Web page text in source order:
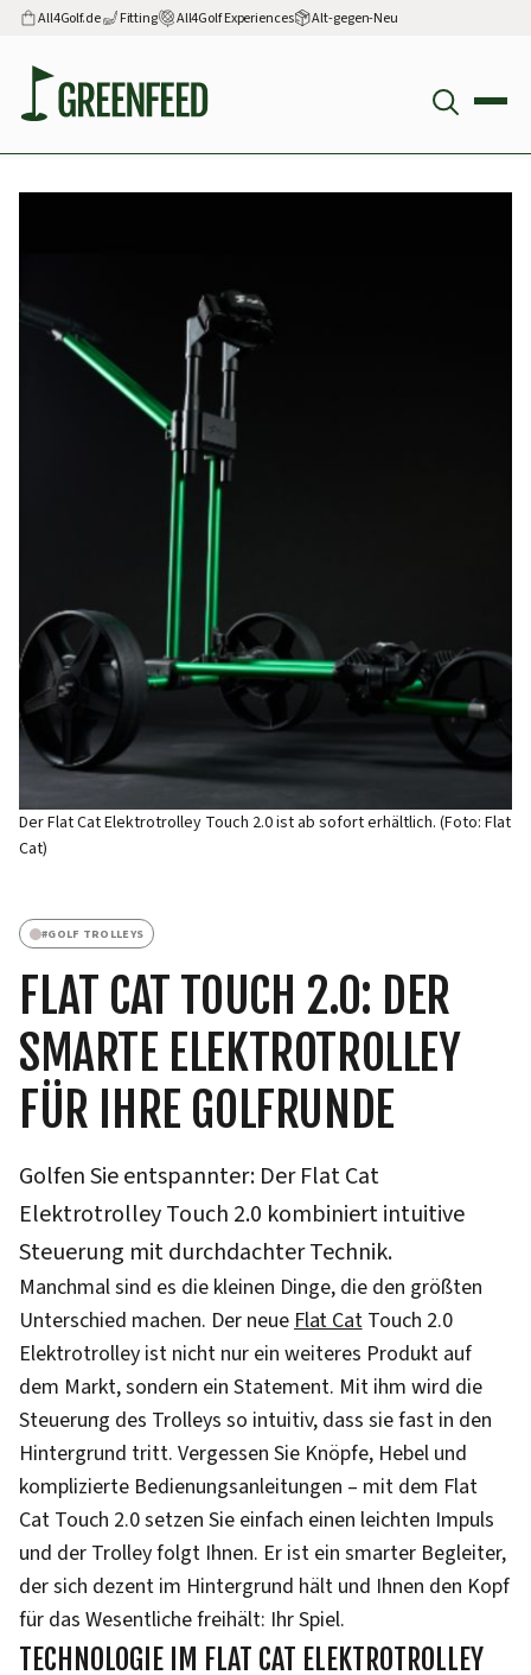
All4Golf.de Fitting All4Golf Experiences Alt-gegen-Neu
Der Flat Cat Elektrotrolley Touch 2.0 ist ab sofort erhältlich. (Foto: Flat
Cat)
#GOLF TROLLEYS
FLAT CAT TOUCH 2.0: DER
SMARTE ELEKTROTROLLEY
FÜR IHRE GOLFRUNDE
Golfen Sie entspannter: Der Flat Cat
Elektrotrolley Touch 2.0 kombiniert intuitive
Steuerung mit durchdachter Technik.
Manchmal sind es die kleinen Dinge, die den größten
Unterschied machen. Der neueFlat CatTouch 2.0
Elektrotrolley ist nicht nur ein weiteres Produkt auf
dem Markt, sondern ein Statement. Mit ihm wird die
Steuerung des Trolleys so intuitiv, dass sie fast in den
Hintergrund tritt. Vergessen Sie Knöpfe, Hebel und
komplizierte Bedienungsanleitungen – mit dem Flat
Cat Touch 2.0 setzen Sie einfach einen leichten Impuls
und der Trolley folgt Ihnen. Er ist ein smarter Begleiter,
der sich dezent im Hintergrund hält und Ihnen den Kopf
für das Wesentliche freihält: Ihr Spiel.
TECHNOLOGIE IM FLAT CAT ELEKTROTROLLEY